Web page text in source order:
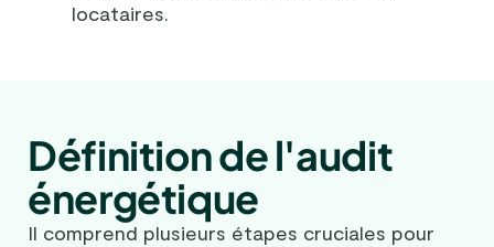
locataires.
Définition de l'audit
énergétique
Il comprend plusieurs étapes cruciales pour